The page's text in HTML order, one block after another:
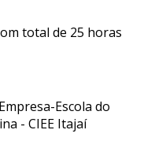
total de 25 horas
Escola do
- CIEE Itajaí